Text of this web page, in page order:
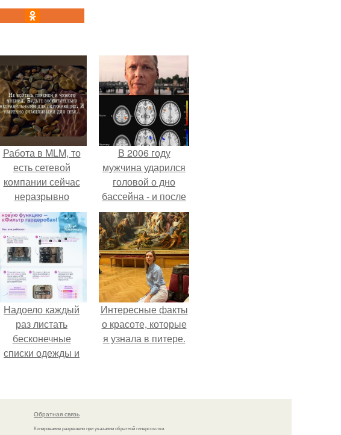
Работа в MLM, то
есть сетевой
компании сейчас
неразрывно
связана с создание
своего контента,
своей страницы в
соц сетях.
В 2006 году
мужчина ударился
головой о дно
бассейна - и после
этого его жизнь
изменилась самым
странным образом.
Надоело каждый
раз листать
бесконечные
списки одежды и
кусочкам?
Интересные факты
о красоте, которые
я узнала в питере.
Обратная связь
Копирование разрешено при указании обратной гиперссылки.